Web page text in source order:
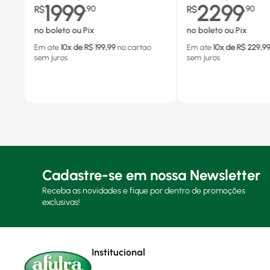
R$1999,90
no boleto ou Pix
Em ate 10x de R$ 199,99 no cartao
sem juros
R$2299,90
no boleto ou Pix
Em ate 10x de R$ 229,99
sem juros
Cadastre-se em nossa Newsletter
Receba as novidades e fique por dentro de promoções
exclusivas!
Institucional